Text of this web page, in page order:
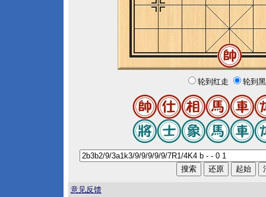
轮到红走 轮到
意见反馈